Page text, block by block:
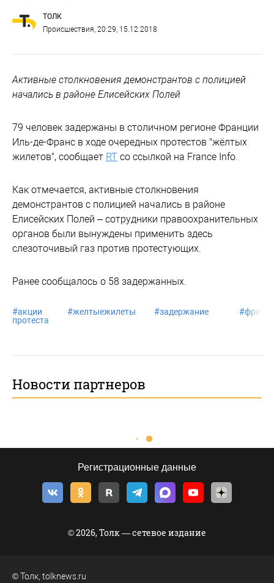
ТОЛК
Происшествия, 20:29, 15.12.2018
Активные столкновения демонстрантов с полицией
начались в районе Елисейских Полей
79 человек задержаны в столичном регионе Франции
Иль-де-Франс в ходе очередных протестов "жёлтых
жилетов", сообщает RT со ссылкой на France Info.
Как отмечается, активные столкновения
демонстрантов с полицией начались в районе
Елисейских Полей – сотрудники правоохранительных
органов были вынуждены применить здесь
слезоточивый газ против протестующих.
Ранее сообщалось о 58 задержанных.
#акции
протеста
#желтыежилеты #задержание #
Новости партнеров
Регистрационные данные
© 2026, Толк — сетевое издание
©Толк tolknews.ru